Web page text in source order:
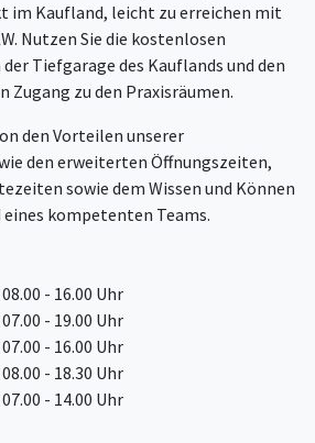
im Kaufland, leicht zu erreichen mit
Nutzen Sie die kostenlosen
Tiefgarage des Kauflands und den
zu den Praxisräumen.
den Vorteilen unserer
den erweiterten Öffnungszeiten,
sowie dem Wissen und Können
kompetenten Teams.
08.00 - 16.00 Uhr
07.00 - 19.00 Uhr
07.00 - 16.00 Uhr
08.00 - 18.30 Uhr
07.00 - 14.00 Uhr